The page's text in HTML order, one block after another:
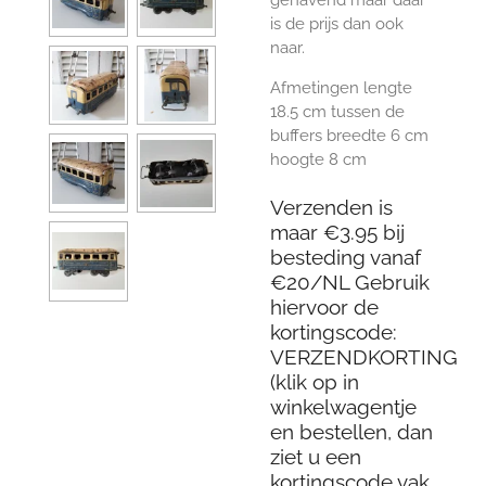
is de prijs dan ook
naar.
Afmetingen lengte
18.5 cm tussen de
buffers breedte 6 cm
hoogte 8 cm
Verzenden is
maar €3.95 bij
besteding vanaf
€20/NL Gebruik
hiervoor de
kortingscode:
VERZENDKORTING
(klik op in
winkelwagentje
en bestellen, dan
ziet u een